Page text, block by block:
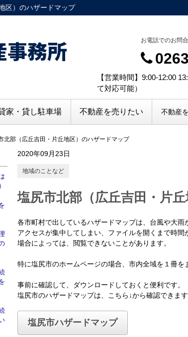
区）のハザードマップ
事務所 お電話でのお問
【営業時間】9:00-12:00
て対応可能）
家・貸し駐車場 不動産を売りたい 不動産
北部（広丘吉田・片丘地区）のハザードマップ
2020年09月23日
地域のことなど
塩尻市北部（広丘吉田・片
各市町村で出しているハザードマップは、台風や大雨
アクセスが集中してしまい、ファイルを開くまで時間
場合によっては、閲覧できないことがあります。
特に塩尻市のホームページの場合、市内全域を１冊を
事前に確認して、ダウンロードしておくと便利です。
塩尻市のハザードマップは、こちら↓から確認できま
塩尻市ハザードマップ